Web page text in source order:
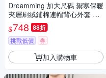
Dreamming 加大尺碼 禦寒保暖
夾層刷絨鋪棉連帽背心外套 防
風 輕量-共二色
$748 88折
挑戰低價 券
加入購物車